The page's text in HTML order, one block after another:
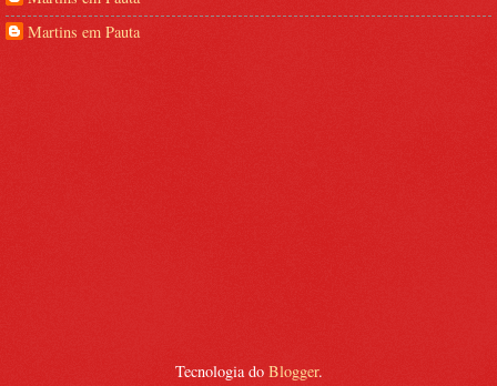
Martins em Pauta
Tecnologia do Blogger.